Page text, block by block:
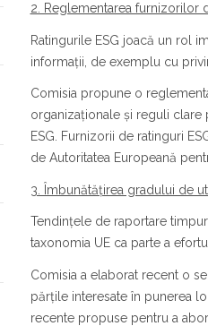
2. Reglementarea furnizorilor
Ratingurile ESG joacă un rol
informații, de exemplu cu
Comisia propune o
organizaționale și reguli
ESG. Furnizorii de ratinguri
de Autoritatea Europeană
3. Îmbunătățirea gradului de
Tendințele de raportare
taxonomia UE ca parte a
Comisia a elaborat recent o
părțile interesate în punerea
recente propuse pentru a